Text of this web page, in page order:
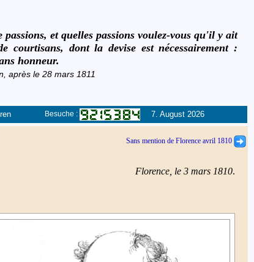
passions, et quelles passions voulez-vous qu'il y ait
courtisans, dont la devise est nécessairement :
honneur.
après le 28 mars 1811
Besuche : 7. August 2026
Sans mention de Florence avril 1810
Florence, le 3 mars 1810.